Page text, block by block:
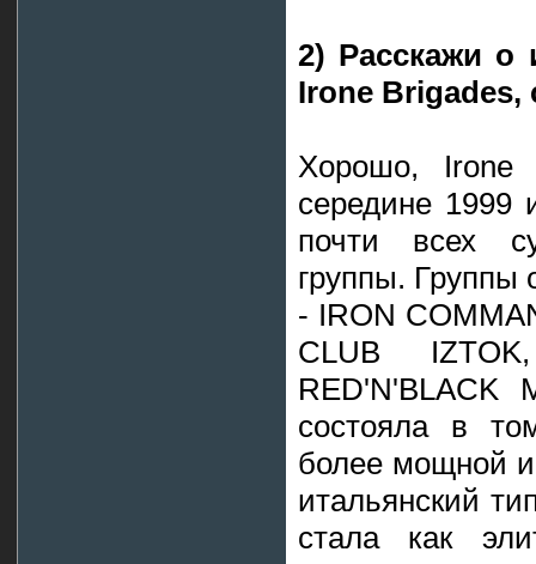
2) Расскажи о
Irone Brigades,
Хорошо, Irone
середине 1999
почти всех
группы. Группы
- IRON
CLUB
RED'N'BLACK
состояла в
более мощной и
итальянский
стала как